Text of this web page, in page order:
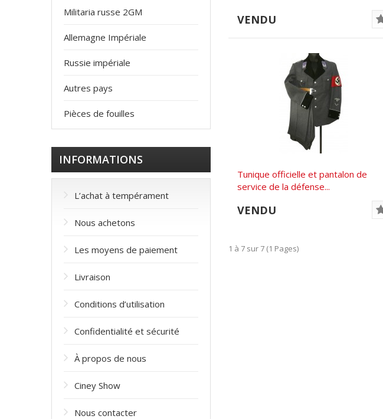
VENDU
Tunique officielle et pantalon de
service de la défense...
VENDU
1 à 7 sur 7 (1 Pages)
Militaria russe 2GM
Allemagne Impériale
Russie impériale
Autres pays
Pièces de fouilles
INFORMATIONS
L’achat à tempérament
Nous achetons
Les moyens de paiement
Livraison
Conditions d’utilisation
Confidentialité et sécurité
À propos de nous
Ciney Show
Nous contacter